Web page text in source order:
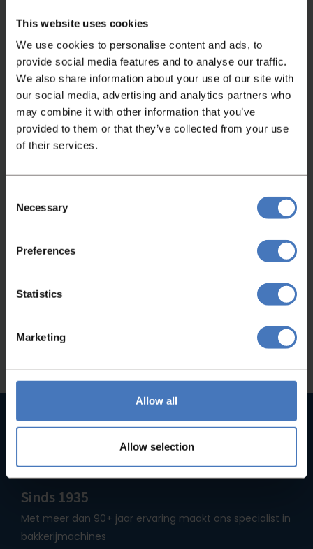
This website uses cookies
We use cookies to personalise content and ads, to
provide social media features and to analyse our traffic.
We also share information about your use of our site with
our social media, advertising and analytics partners who
may combine it with other information that you’ve
provided to them or that they’ve collected from your use
of their services.
Selection
Necessary
Preferences
Statistics
Marketing
Allow all
Allow selection
Bekijk video
dan gerust contact met ons op en wij helpen
u graag!
Contact
Hoge kwaliteit machines
Bij ons vindt u geen B-merken, maar uitsluitend
Sinds 1935
Met meer dan 90+ jaar ervaring maakt ons specialist in
bakkerijmachines